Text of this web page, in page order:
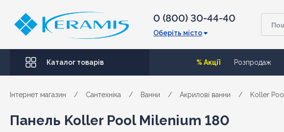
0 (800) 30-44-40
Оберіть місто
Каталог товарів % Акції Розпродаж
Інтернет магазин / Сантехніка / Ванни / Акрилові ванни / Koller Pool
Панель Koller Pool Milenium 180